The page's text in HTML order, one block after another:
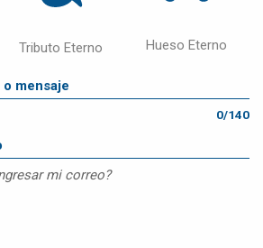
Tributo Eterno Hueso Eterno
0/140
mi correo?